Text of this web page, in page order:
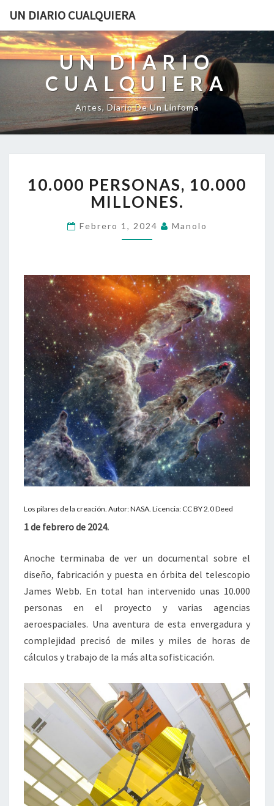
UN DIARIO CUALQUIERA
UN DIARIO
CUALQUIERA
Antes, Diario De Un Linfoma
PERSONAS,
10.000
MILLONES.
10.000 PERSONAS, 10.000
MILLONES.
Febrero 1, 2024 Manolo
Los pilares de la creación. Autor: NASA. Licencia: CC BY 2.0 Deed
1 de febrero de 2024.
Anoche terminaba de ver un documental sobre el
diseño, fabricación y puesta en órbita del telescopio
James Webb. En total han intervenido unas 10.000
personas en el proyecto y varias agencias
aeroespaciales. Una aventura de esta envergadura y
complejidad precisó de miles y miles de horas de
cálculos y trabajo de la más alta sofisticación.